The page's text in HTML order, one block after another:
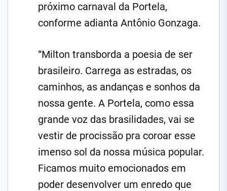
próximo carnaval da Portela,
conforme adianta Antônio Gonzaga.
“Milton transborda a poesia de ser
brasileiro. Carrega as estradas, os
caminhos, as andanças e sonhos da
nossa gente. A Portela, como essa
grande voz das brasilidades, vai se
vestir de procissão pra coroar esse
imenso sol da nossa música popular.
Ficamos muito emocionados em
poder desenvolver um enredo que